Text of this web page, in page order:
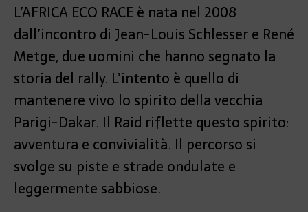
L’AFRICA ECO RACE è nata nel 2008
dall’incontro di Jean-Louis Schlesser e René
Metge, due uomini che hanno segnato la
storia del rally. L’intento è quello di
mantenere vivo lo spirito della vecchia
Parigi-Dakar. Il Raid riflette questo spirito:
avventura e convivialità. Il percorso si
svolge su piste e strade ondulate e
leggermente sabbiose.